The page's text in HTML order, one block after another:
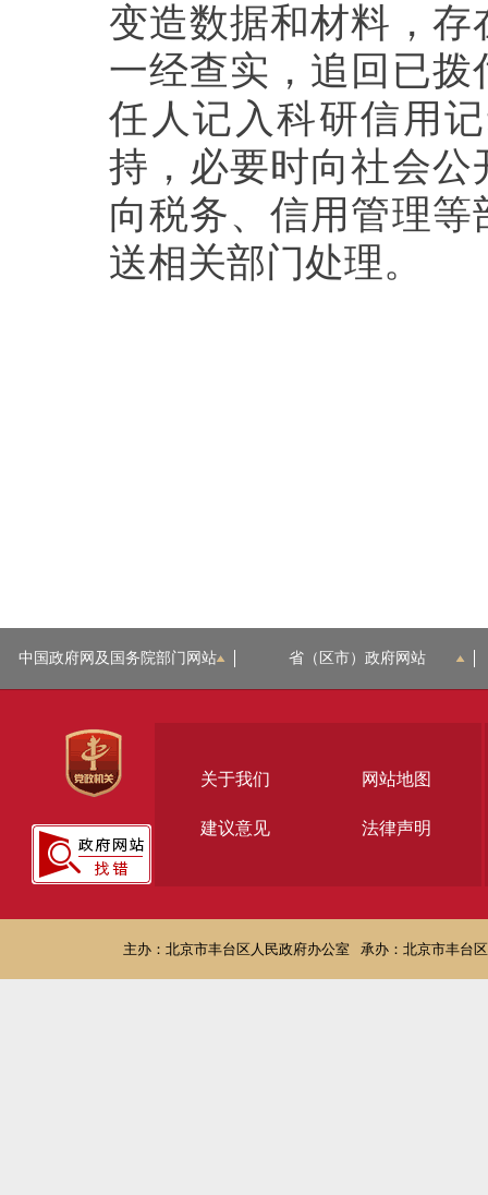
变造数据和材料，
一经查实，追回已
任人记入科研信用
持，必要时向社会
向税务、信用管理
送相关部门处理。
中国政府网及国务院部门网站 省（区市）政府网站
关于我们 网站地图
建议意见 法律声明
主办：北京市丰台区人民政府办公室 承办：北京市丰台